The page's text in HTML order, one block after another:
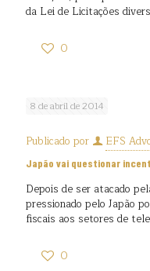
da Lei de Licitações
0
8 de abril de 2014
Publicado por EFS
Japão vai questionar
Depois de ser atacado
pressionado pelo Japão
fiscais aos setores de
0